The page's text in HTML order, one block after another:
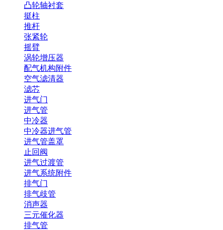
凸轮轴衬套
挺柱
推杆
张紧轮
摇臂
涡轮增压器
配气机构附件
空气滤清器
滤芯
进气门
进气管
中冷器
中冷器进气管
进气管盖罩
止回阀
进气过渡管
进气系统附件
排气门
排气歧管
消声器
三元催化器
排气管